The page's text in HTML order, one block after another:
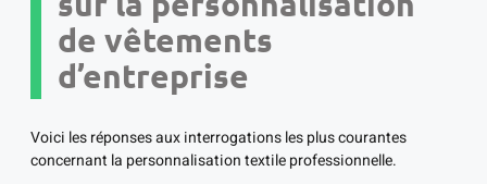
de vêtements
d’entreprise
Voici les réponses aux interrogations les plus courantes
concernant la personnalisation textile professionnelle.